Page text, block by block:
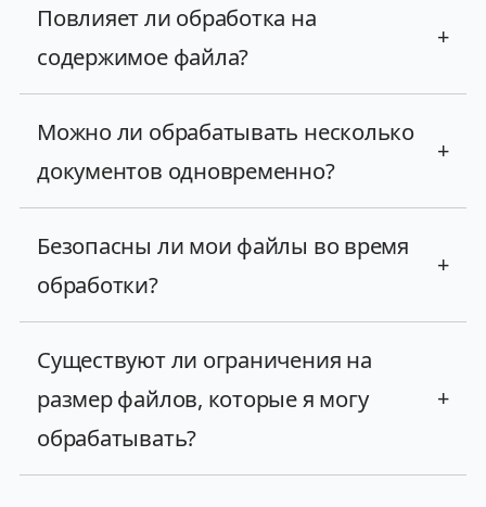
Повлияет ли обработка на
содержимое файла?
+
Можно ли обрабатывать несколько
документов одновременно?
+
Безопасны ли мои файлы во время
обработки?
+
Существуют ли ограничения на
размер файлов, которые я могу
обрабатывать?
+